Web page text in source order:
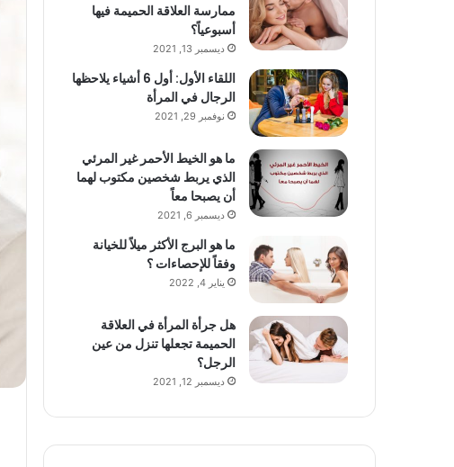
ممارسة العلاقة الحميمة فيها
أسبوعياً؟
ديسمبر 13, 2021
اللقاء الأول: أول 6 أشياء يلاحظها
الرجال في المرأة
نوفمبر 29, 2021
ما هو الخيط الأحمر غير المرئي
الذي يربط شخصين مكتوب لهما
أن يصبحا معاً
ديسمبر 6, 2021
ما هو البرج الأكثر ميلاً للخيانة
وفقاً للإحصاءات ؟
يناير 4, 2022
هل جرأة المرأة في العلاقة
الحميمة تجعلها تنزل من عين
الرجل؟
ديسمبر 12, 2021